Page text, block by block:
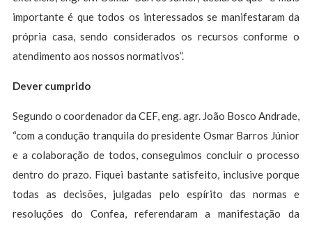
importante é que todos os interessados se manifestaram da
própria casa, sendo considerados os recursos conforme o
atendimento aos nossos normativos”.
Dever cumprido
Segundo o coordenador da CEF, eng. agr. João Bosco Andrade,
“com a condução tranquila do presidente Osmar Barros Júnior
e a colaboração de todos, conseguimos concluir o processo
dentro do prazo. Fiquei bastante satisfeito, inclusive porque
todas as decisões, julgadas pelo espírito das normas e
resoluções do Confea, referendaram a manifestação da